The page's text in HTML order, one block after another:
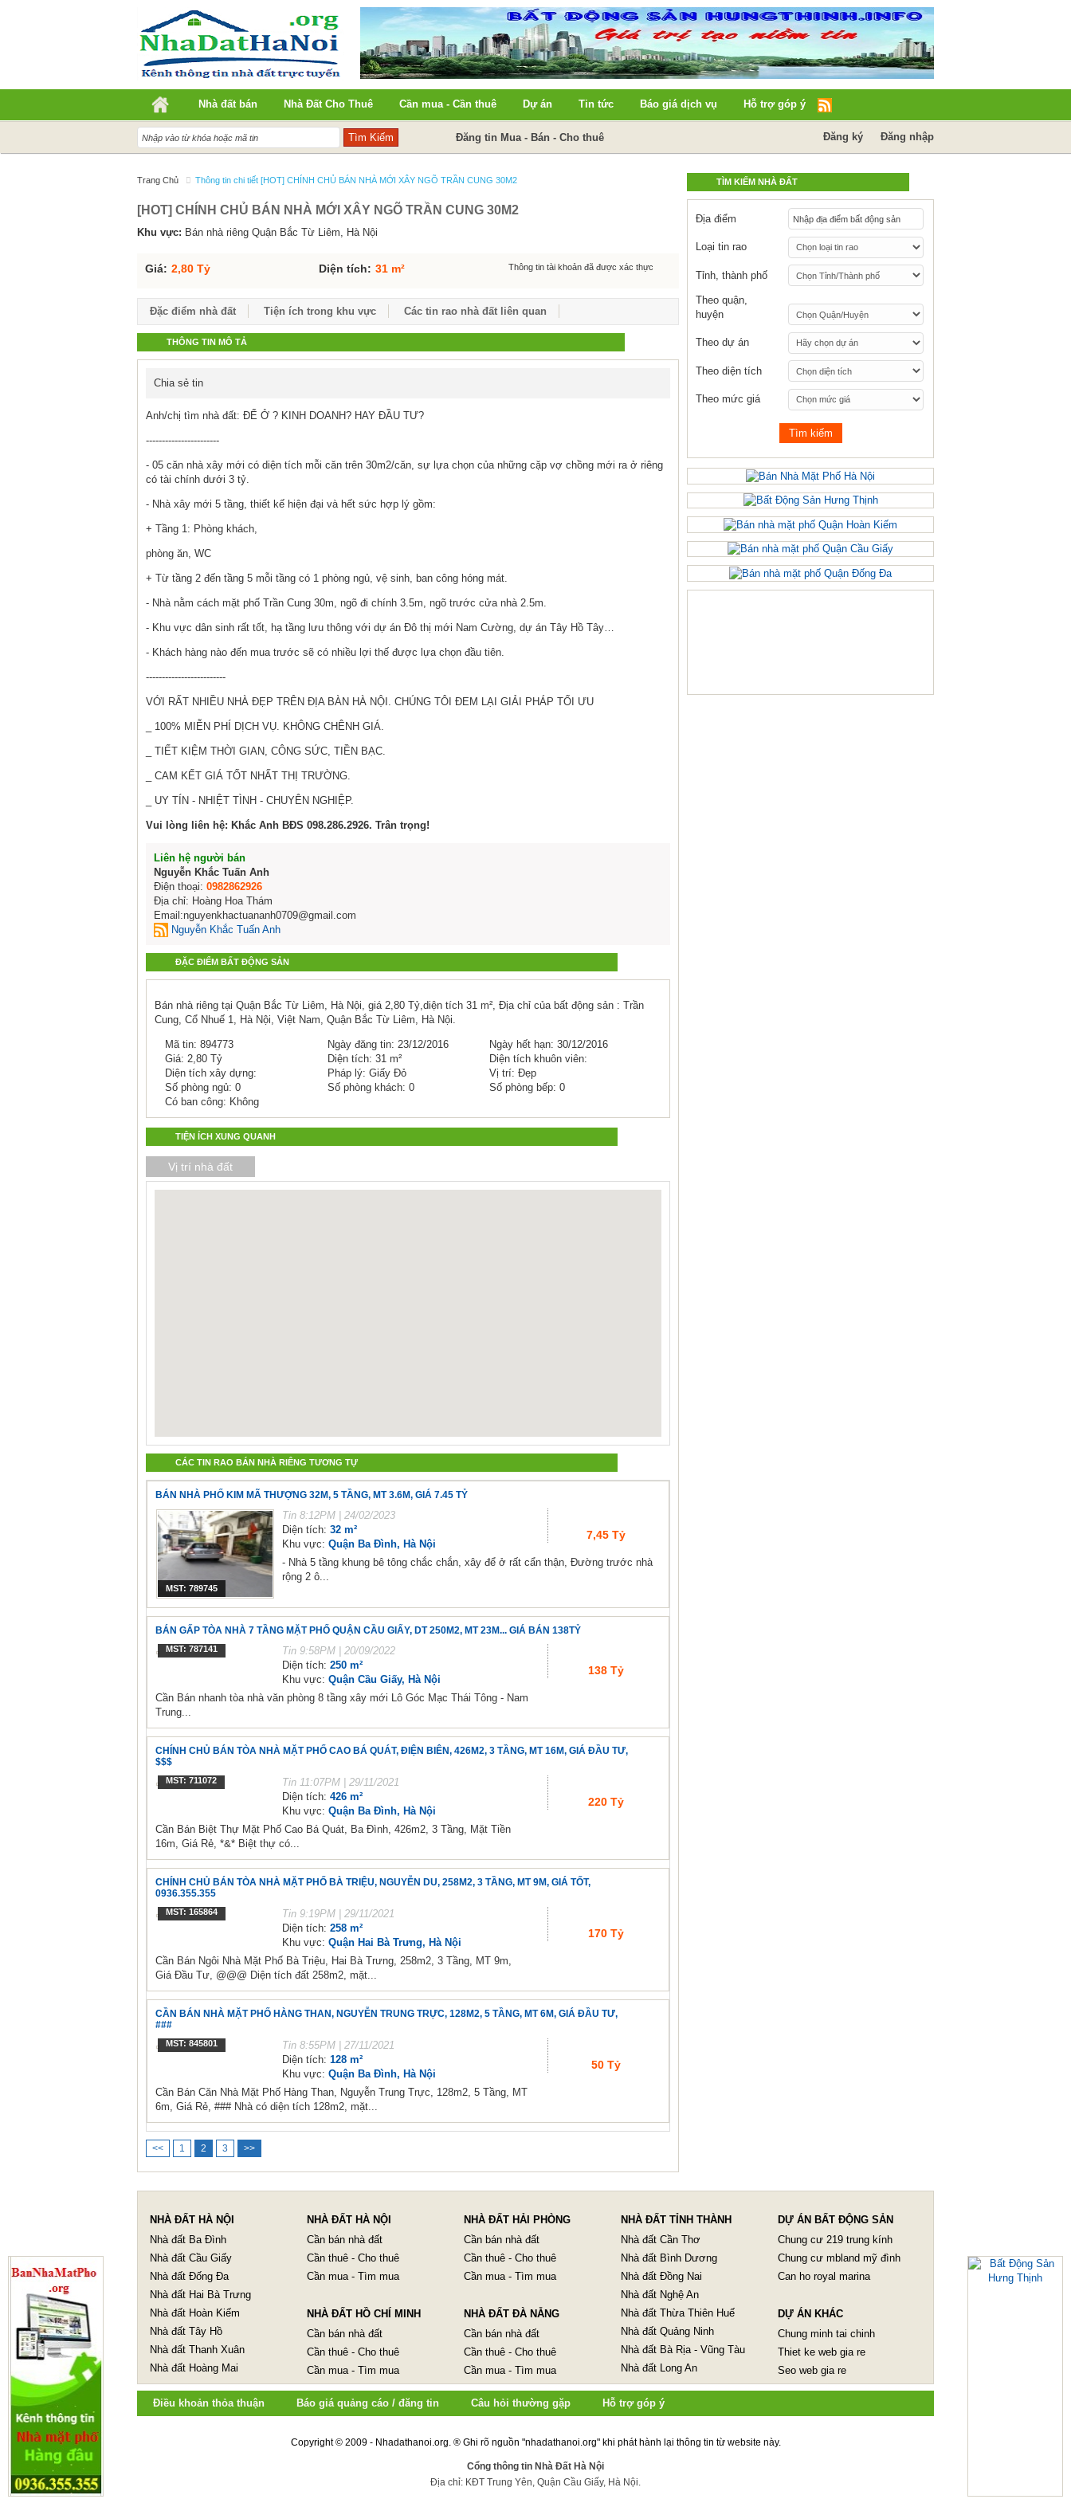
Nhà đất bán Nhà Đất Cho Thuê Cần mua - Cần thuê Dự án Tin tức Báo giá dịch vụ Hỗ trợ góp ý
Đăng tin Mua - Bán - Cho thuê Đăng ký Đăng nhập
Trang Chủ Thông tin chi tiết [HOT] CHÍNH CHỦ BÁN NHÀ MỚI XÂY NGÕ TRẦN CUNG 30M2
[HOT] CHÍNH CHỦ BÁN NHÀ MỚI XÂY NGÕ TRẦN CUNG 30M2
Khu vực: Bán nhà riêng Quận Bắc Từ Liêm, Hà Nội
Giá: 2,80 Tỷ Diện tích: 31 m² Thông tin tài khoản đã được xác thực
Đặc điểm nhà đất Tiện ích trong khu vực Các tin rao nhà đất liên quan
THÔNG TIN MÔ TẢ
Chia sẻ tin
Anh/chị tìm nhà đất: ĐỂ Ở ? KINH DOANH? HAY ĐẦU TƯ?
-----------------------
- 05 căn nhà xây mới có diện tích mỗi căn trên 30m2/căn, sự lựa chọn của những cặp vợ chồng mới ra ở riêng
có tài chính dưới 3 tỷ.
- Nhà xây mới 5 tầng, thiết kế hiện đại và hết sức hợp lý gồm:
+ Tầng 1: Phòng khách,
phòng ăn, WC
+ Từ tầng 2 đến tầng 5 mỗi tầng có 1 phòng ngủ, vệ sinh, ban công hóng mát.
- Nhà nằm cách mặt phố Trần Cung 30m, ngõ đi chính 3.5m, ngõ trước cửa nhà 2.5m.
- Khu vực dân sinh rất tốt, hạ tầng lưu thông với dự án Đô thị mới Nam Cường, dự án Tây Hồ Tây…
- Khách hàng nào đến mua trước sẽ có nhiều lợi thế được lựa chọn đầu tiên.
-------------------------
VỚI RẤT NHIỀU NHÀ ĐẸP TRÊN ĐỊA BÀN HÀ NỘI. CHÚNG TÔI ĐEM LẠI GIẢI PHÁP TỐI ƯU
_ 100% MIỄN PHÍ DỊCH VỤ. KHÔNG CHÊNH GIÁ.
_ TIẾT KIỆM THỜI GIAN, CÔNG SỨC, TIỀN BẠC.
_ CAM KẾT GIÁ TỐT NHẤT THỊ TRƯỜNG.
_ UY TÍN - NHIỆT TÌNH - CHUYÊN NGHIỆP.
Vui lòng liên hệ: Khắc Anh BĐS 098.286.2926. Trân trọng!
Liên hệ người bán
Nguyễn Khắc Tuấn Anh
Điện thoại: 0982862926
Địa chỉ: Hoàng Hoa Thám
Email:nguyenkhactuananh0709@gmail.com
Nguyễn Khắc Tuấn Anh
ĐẶC ĐIỂM BẤT ĐỘNG SẢN
Bán nhà riêng tại Quận Bắc Từ Liêm, Hà Nội, giá 2,80 Tỷ,diện tích 31 m², Địa chỉ của bất động sản : Trần
Cung, Cổ Nhuế 1, Hà Nội, Việt Nam, Quận Bắc Từ Liêm, Hà Nội.
Mã tin: 894773 Ngày đăng tin: 23/12/2016
Ngày hết hạn: 30/12/2016
Giá: 2,80 Tỷ
Diện tích: 31 m²
Diện tích khuôn viên:
Diện tích xây dựng:
Pháp lý: Giấy Đỏ
Vị trí: Đẹp
Số phòng ngủ: 0
Số phòng khách: 0
Số phòng bếp: 0
Có ban công: Không
TIỆN ÍCH XUNG QUANH
Vị trí nhà đất
CÁC TIN RAO BÁN NHÀ RIÊNG TƯƠNG TỰ
BÁN NHÀ PHỐ KIM MÃ THƯỢNG 32M, 5 TẦNG, MT 3.6M, GIÁ 7.45 TỶ
MST: 789745
Tin 8:12PM | 24/02/2023
Diện tích: 32 m²
Khu vực: Quận Ba Đình, Hà Nội
7,45 Tỷ
- Nhà 5 tầng khung bê tông chắc chắn, xây để ở rất cẩn thận, Đường trước nhà
rộng 2 ô...
BÁN GẤP TÒA NHÀ 7 TẦNG MẶT PHỐ QUẬN CẦU GIẤY, DT 250M2, MT 23M... GIÁ BÁN 138TỶ
MST: 787141 Tin 9:58PM | 20/09/2022
Diện tích: 250 m²
Khu vực: Quận Cầu Giấy, Hà Nội
138 Tỷ
Cần Bán nhanh tòa nhà văn phòng 8 tầng xây mới Lô Góc Mạc Thái Tông - Nam
Trung...
CHÍNH CHỦ BÁN TÒA NHÀ MẶT PHỐ CAO BÁ QUÁT, ĐIỆN BIÊN, 426M2, 3 TẦNG, MT 16M, GIÁ ĐẦU TƯ,
$$$
MST: 711072 Tin 11:07PM | 29/11/2021
Diện tích: 426 m²
Khu vực: Quận Ba Đình, Hà Nội
220 Tỷ
Cần Bán Biệt Thự Mặt Phố Cao Bá Quát, Ba Đình, 426m2, 3 Tầng, Mặt Tiền
16m, Giá Rẻ, *&* Biệt thự có...
CHÍNH CHỦ BÁN TÒA NHÀ MẶT PHỐ BÀ TRIỆU, NGUYỄN DU, 258M2, 3 TẦNG, MT 9M, GIÁ TỐT,
0936.355.355
MST: 165864 Tin 9:19PM | 29/11/2021
Diện tích: 258 m²
Khu vực: Quận Hai Bà Trưng, Hà Nội
170 Tỷ
Cần Bán Ngôi Nhà Mặt Phố Bà Triệu, Hai Bà Trưng, 258m2, 3 Tầng, MT 9m,
Giá Đầu Tư, @@@ Diện tích đất 258m2, mặt...
CẦN BÁN NHÀ MẶT PHỐ HÀNG THAN, NGUYỄN TRUNG TRỰC, 128M2, 5 TẦNG, MT 6M, GIÁ ĐẦU TƯ,
###
MST: 845801 Tin 8:55PM | 27/11/2021
Diện tích: 128 m²
Khu vực: Quận Ba Đình, Hà Nội
50 Tỷ
Cần Bán Căn Nhà Mặt Phố Hàng Than, Nguyễn Trung Trực, 128m2, 5 Tầng, MT
6m, Giá Rẻ, ### Nhà có diện tích 128m2, mặt...
<< 1 2 3 >>
TÌM KIẾM NHÀ ĐẤT
Địa điểm
Loại tin rao
Tỉnh, thành phố
Theo quận,
huyện
Theo dự án
Theo diện tích
Theo mức giá
NHÀ ĐẤT HÀ NỘI
Nhà đất Ba Đình
Nhà đất Cầu Giấy
Nhà đất Đống Đa
Nhà đất Hai Bà Trưng
Nhà đất Hoàn Kiếm
Nhà đất Tây Hồ
Nhà đất Thanh Xuân
Nhà đất Hoàng Mai
NHÀ ĐẤT HÀ NỘI
Cần bán nhà đất
Cần thuê - Cho thuê
Cần mua - Tìm mua
NHÀ ĐẤT HỒ CHÍ MINH
Cần bán nhà đất
Cần thuê - Cho thuê
Cần mua - Tìm mua
NHÀ ĐẤT HẢI PHÒNG
Cần bán nhà đất
Cần thuê - Cho thuê
Cần mua - Tìm mua
NHÀ ĐẤT ĐÀ NẴNG
Cần bán nhà đất
Cần thuê - Cho thuê
Cần mua - Tìm mua
NHÀ ĐẤT TỈNH THÀNH
Nhà đất Cần Thơ
Nhà đất Bình Dương
Nhà đất Đồng Nai
Nhà đất Nghệ An
Nhà đất Thừa Thiên Huế
Nhà đất Quảng Ninh
Nhà đất Bà Rịa - Vũng Tàu
Nhà đất Long An
DỰ ÁN BẤT ĐỘNG SẢN
Chung cư 219 trung kính
Chung cư mbland mỹ đình
Can ho royal marina
DỰ ÁN KHÁC
Chung minh tai chinh
Thiet ke web gia re
Seo web gia re
Điều khoản thỏa thuận Báo giá quảng cáo / đăng tin Câu hỏi thường gặp Hỗ trợ góp ý
Copyright © 2009 - Nhadathanoi.org. ® Ghi rõ nguồn "nhadathanoi.org" khi phát hành lại thông tin từ website này.
Cổng thông tin Nhà Đất Hà Nội
Địa chỉ: KĐT Trung Yên, Quận Cầu Giấy, Hà Nội.